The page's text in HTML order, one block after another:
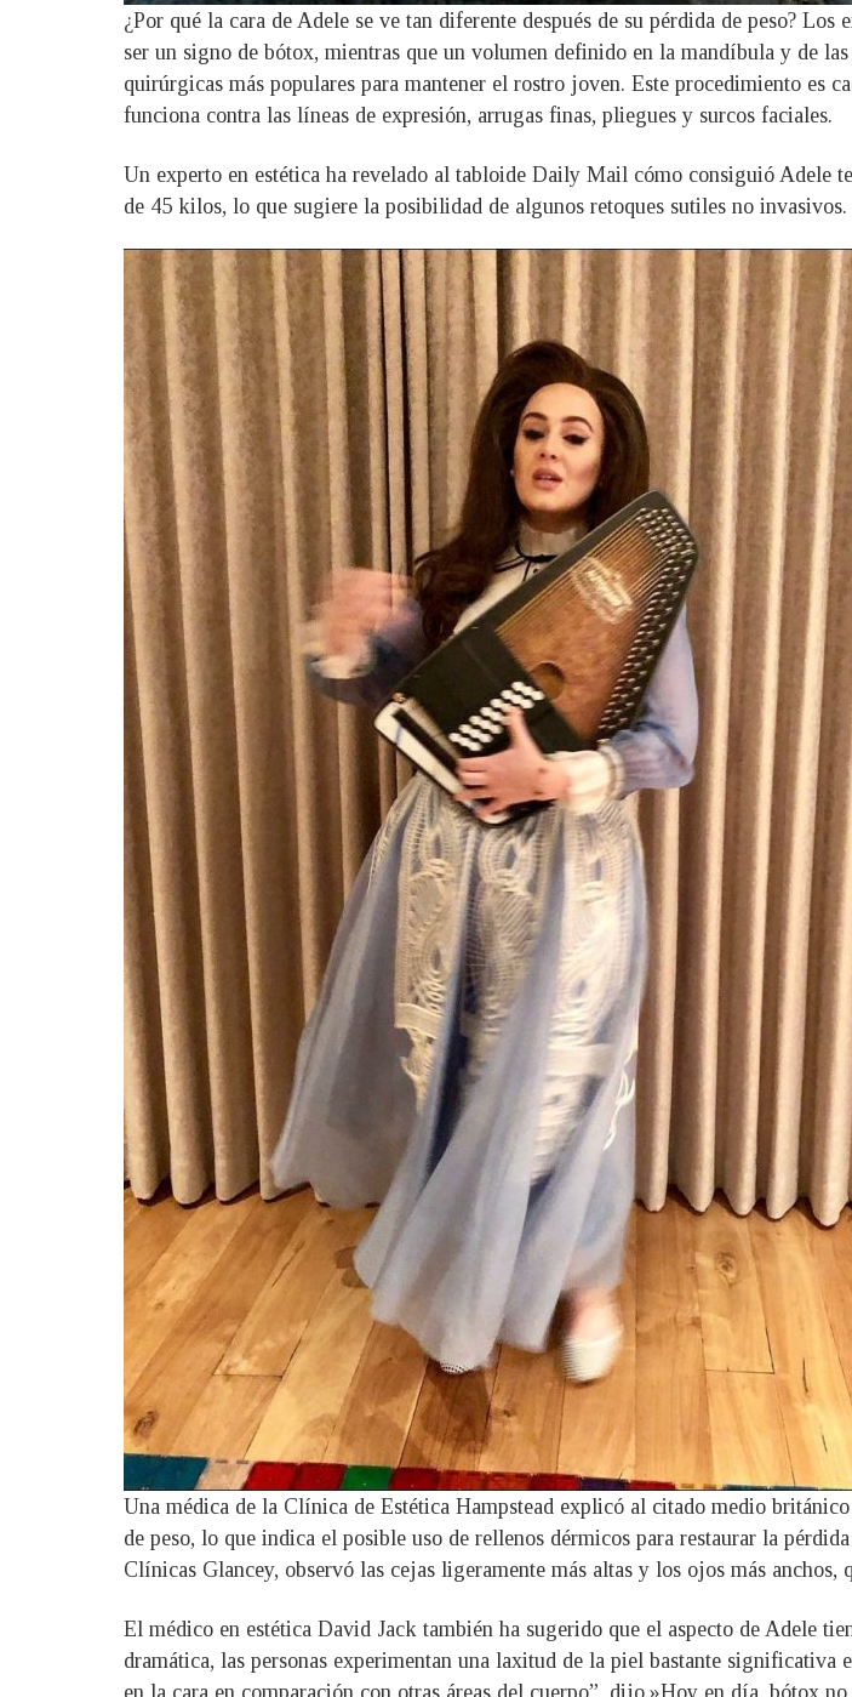
¿Por qué la cara de Adele se ve tan diferente después de su pérdida de peso?
ser un signo de bótox, mientras que un volumen definido en la mandíbula y de
quirúrgicas más populares para mantener el rostro joven. Este procedimiento es
funciona contra las líneas de expresión, arrugas finas, pliegues y surcos faciales.
Un experto en estética ha revelado al tabloide Daily Mail cómo consiguió Adele
de 45 kilos, lo que sugiere la posibilidad de algunos retoques sutiles no invasivos.
Una médica de la Clínica de Estética Hampstead explicó al citado medio
de peso, lo que indica el posible uso de rellenos dérmicos para restaurar la
Clínicas Glancey, observó las cejas ligeramente más altas y los ojos más anchos,
El médico en estética David Jack también ha sugerido que el aspecto de Adele
dramática, las personas experimentan una laxitud de la piel bastante significativa
en la cara en comparación con otras áreas del cuerpo”, dijo.»Hoy en día, bótox